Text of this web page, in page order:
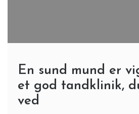
En sund mund er
et god tandklinik,
ved